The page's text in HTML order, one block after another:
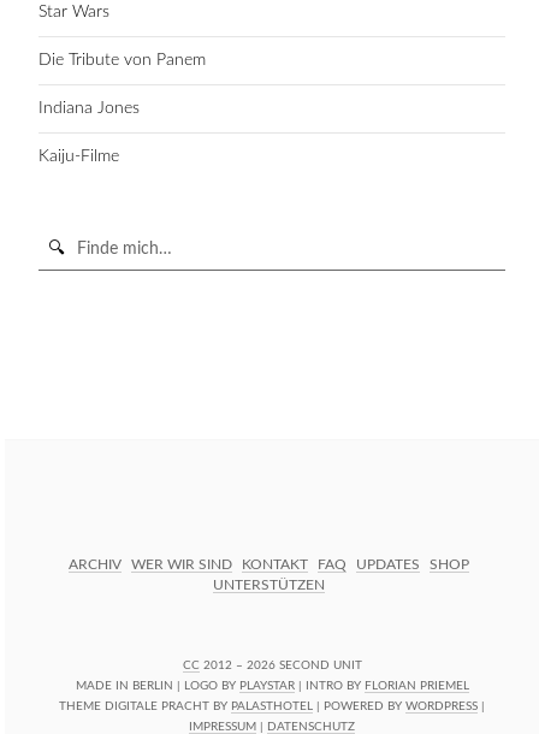
Star Wars
Die Tribute von Panem
Indiana Jones
Kaiju-Filme
Suche
ARCHIV WER WIR SIND KONTAKT FAQ UPDATES
SHOP
UNTERSTÜTZEN
CC 2012 – 2026 SECOND UNIT
MADE IN BERLIN | LOGO BY PLAYSTAR| INTRO BY FLORIAN PRIEMEL
THEME DIGITALE PRACHT BY PALASTHOTEL | POWERED BY WORDPRESS
IMPRESSUM
DATENSCHUTZ